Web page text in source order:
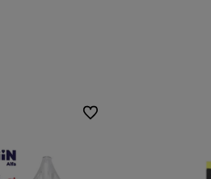
Do ulubionych